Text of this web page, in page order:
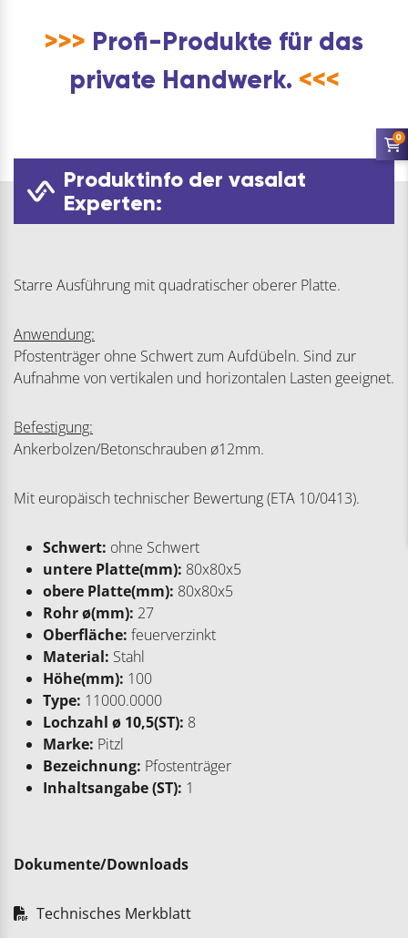
>>> Profi-Produkte für das
private Handwerk. <<<
Produktinfo der vasalat
Experten:
Starre Ausführung mit quadratischer oberer Platte.
Anwendung:
Pfostenträger ohne Schwert zum Aufdübeln. Sind zur
Aufnahme von vertikalen und horizontalen Lasten geeignet.
Befestigung:
Ankerbolzen/Betonschrauben ø12mm.
Mit europäisch technischer Bewertung (ETA 10/0413).
Schwert: ohne Schwert
untere Platte(mm): 80x80x5
obere Platte(mm): 80x80x5
Rohr ø(mm): 27
Oberfläche: feuerverzinkt
Material: Stahl
Höhe(mm): 100
Type: 11000.0000
Lochzahl ø 10,5(ST): 8
Marke: Pitzl
Bezeichnung: Pfostenträger
Inhaltsangabe (ST): 1
Dokumente/Downloads
Technisches Merkblatt
0